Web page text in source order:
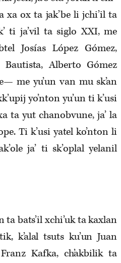
xa ox ta jak’be li jchi’il ta
ti ja’vil ta siglo XXI, me
Josías López Gómez,
Alberto Gómez
me yu’un van mu sk’an
yo’nton yu’un ti k’usi
ta yut chanobvune, ja’ la
Ti k’usi yatel ko’nton li
ja’ ti sk’oplal yelanil
ta bats’il xchi’uk ta kaxlan
k’alal tsuts ku’un Juan
Kafka, ch’akbilik ta